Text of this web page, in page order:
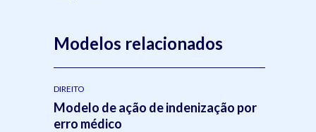
Modelos relacionados
DIREITO
Modelo de ação de indenização por
erro médico